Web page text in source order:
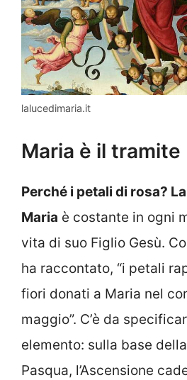
lalucedimaria.it
Maria è il tramite
Perché i petali di rosa?
Maria è costante in ogni
vita di suo Figlio Gesù.
ha raccontato, “i petali
fiori donati a Maria nel
maggio”. C’è da
elemento: sulla base
Pasqua, l’Ascensione